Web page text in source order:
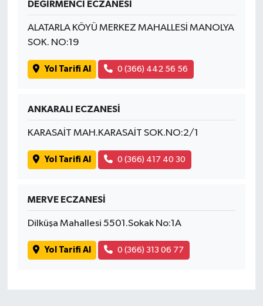
DEĞİRMENCİ ECZANESİ
ALATARLA KÖYÜ MERKEZ MAHALLESİ MANOLYA
SOK. NO:19
Yol Tarifi Al 0 (366) 442 56 56
ANKARALI ECZANESİ
KARASAİT MAH.KARASAİT SOK.NO:2/1
Yol Tarifi Al 0 (366) 417 40 30
MERVE ECZANESİ
Dilküşa Mahallesi 5501.Sokak No:1A
Yol Tarifi Al 0 (366) 313 06 77